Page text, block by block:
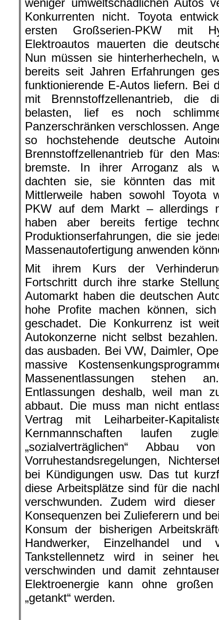
weniger umweltschädlichen Autos
Konkurrenten nicht. Toyota
ersten Großserien-PKW mit
Elektroautos mauerten die
Nun müssen sie hinterherhecheln,
bereits seit Jahren Erfahrungen
funktionierende E-Autos liefern. Bei
mit Brennstoffzellenantrieb, die
belasten, lief es noch
Panzerschränken verschlossen.
so hochstehende deutsche
Brennstoffzellenantrieb für den
bremste. In ihrer Arroganz als
dachten sie, sie könnten das
Mittlerweile haben sowohl Toyota
PKW auf dem Markt – allerdings
haben aber bereits fertige
Produktionserfahrungen, die sie
Massenautofertigung anwenden
Mit ihrem Kurs der
Fortschritt durch ihre starke
Automarkt haben die deutschen
hohe Profite machen können,
geschadet. Die Konkurrenz ist
Autokonzerne nicht selbst
das ausbaden. Bei VW, Daimler,
massive
Massenentlassungen stehen
Entlassungen deshalb, weil man
abbaut. Die muss man nicht
Vertrag mit Leiharbeiter-
Kernmannschaften laufen
„sozialverträglichen“ Abbau
Vorruhestandsregelungen,
bei Kündigungen usw. Das tut
diese Arbeitsplätze sind für die
verschwunden. Zudem wird
Konsequenzen bei Zulieferern und
Konsum der bisherigen
Handwerker, Einzelhandel
Tankstellennetz wird in seiner
verschwinden und damit
Elektroenergie kann ohne
„getankt“ werden.